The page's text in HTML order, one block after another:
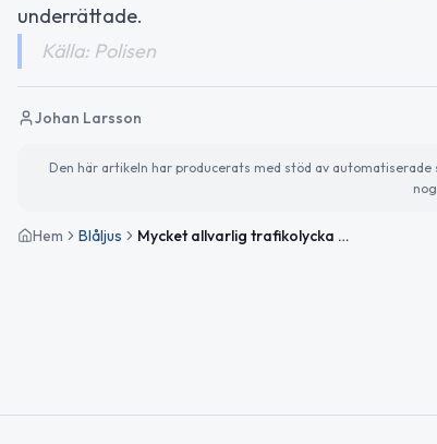
underrättade.
Källa: Polisen
Johan Larsson
Den här artikeln har producerats med stöd av
Hem Blåljus Mycket allvarlig trafikolycka utanför Gränna – bil började brinna